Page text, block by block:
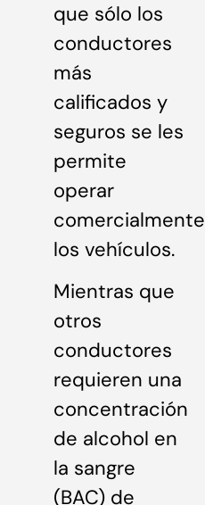
que sólo los
conductores
más
calificados y
seguros se les
permite
operar
comercialmente
los vehículos.
Mientras que
otros
conductores
requieren una
concentración
de alcohol en
la sangre
(BAC) de